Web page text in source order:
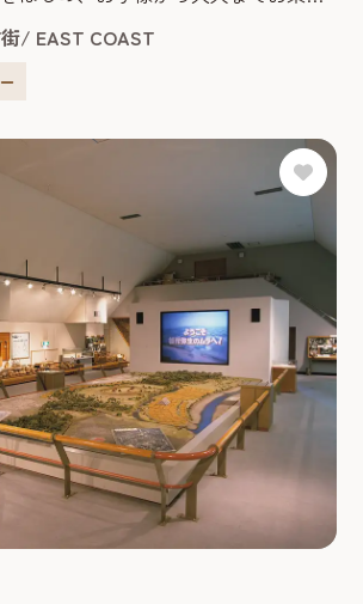
り体験を毎日開催。 明太子を堪能で
したカフェコーナーやお土産を購入
います。カフェコーナーではお子さ
EAST COAST